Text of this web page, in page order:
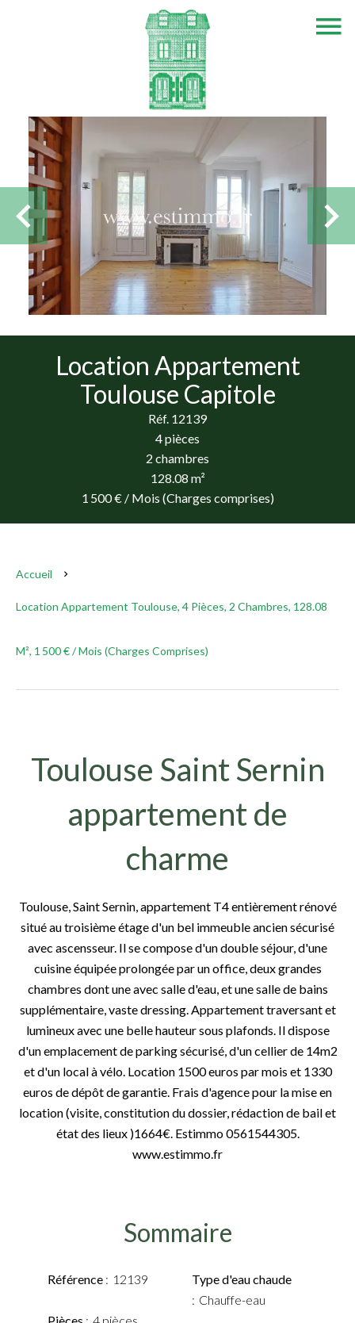
Location Appartement
Toulouse Capitole
Réf. 12139
4 pièces
2 chambres
128.08 m²
1 500 € / Mois (Charges comprises)
Accueil
Location Appartement Toulouse, 4 Pièces, 2 Chambres, 128.08
M², 1 500 € / Mois (Charges Comprises)
Toulouse Saint Sernin
appartement de
charme
Toulouse, Saint Sernin, appartement T4 entièrement rénové
situé au troisième étage d'un bel immeuble ancien sécurisé
avec ascensseur. Il se compose d'un double séjour, d'une
cuisine équipée prolongée par un office, deux grandes
chambres dont une avec salle d'eau, et une salle de bains
supplémentaire, vaste dressing. Appartement traversant et
lumineux avec une belle hauteur sous plafonds. Il dispose
d'un emplacement de parking sécurisé, d'un cellier de 14m2
et d'un local à vélo. Location 1500 euros par mois et 1330
euros de dépôt de garantie. Frais d'agence pour la mise en
location (visite, constitution du dossier, rédaction de bail et
état des lieux )1664€. Estimmo 0561544305.
www.estimmo.fr
Sommaire
Référence 12139
Type d'eau chaude
Chauffe-eau